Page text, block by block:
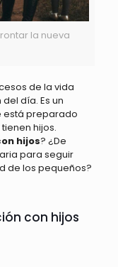
la nueva
de la vida
día. Es un
está preparado
hijos.
hijos? ¿De
para seguir
de los pequeños?
con hijos